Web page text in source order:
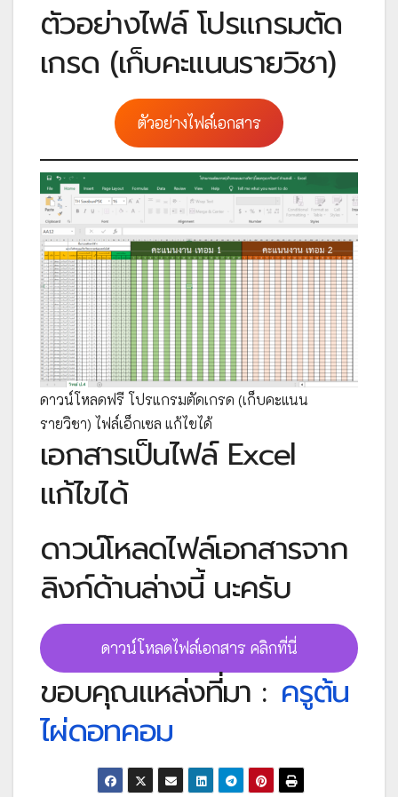
ตัวอย่างไฟล์ โปรแกรมตัด
เกรด (เก็บคะแนนรายวิชา)
ตัวอย่างไฟล์เอกสาร
ดาวน์โหลดฟรี โปรแกรมตัดเกรด (เก็บคะแนน
รายวิชา) ไฟล์เอ็กเซล แก้ไขได้
เอกสารเป็นไฟล์ Excel
แก้ไขได้
ดาวน์โหลดไฟล์เอกสารจาก
ลิงก์ด้านล่างนี้ นะครับ
ดาวน์โหลดไฟล์เอกสาร คลิกที่นี่
ขอบคุณแหล่งที่มา : ครูต้น
ไผ่ดอทคอม